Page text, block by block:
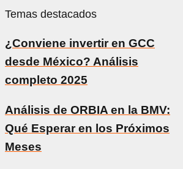
Temas destacados
¿Conviene invertir en GCC
desde México? Análisis
completo 2025
Análisis de ORBIA en la BMV:
Qué Esperar en los Próximos
Meses